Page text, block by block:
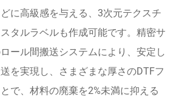
に高級感を与える、3次元テクスチ
タルラベルも作成可能です。精密サ
ール間搬送システムにより、安定し
を実現し、さまざまな厚さのDTFフ
で、材料の廃棄を2%未満に抑える